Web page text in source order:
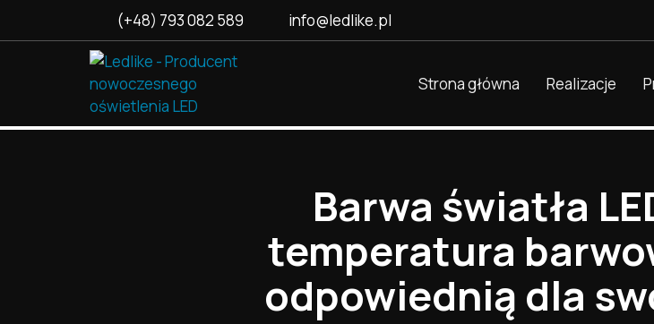
(+48) 793 082 589 info@ledlike.pl
Strona główna Realizacje
Barwa światła
temperatura
odpowiednią dla